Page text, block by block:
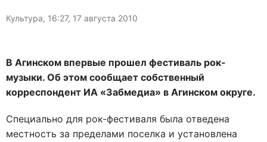
Культура, 16:27, 17 августа 2010
В Агинском впервые прошел фестиваль рок-
музыки. Об этом сообщает собственный
корреспондент ИА «Забмедиа» в Агинском округе.
Специально для рок-фестиваля была отведена
местность за пределами поселка и установлена